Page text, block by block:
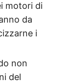
motori di
da
i
non
del